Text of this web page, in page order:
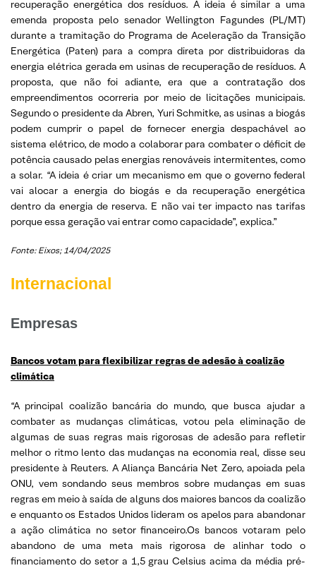
recuperação energética dos resíduos. A ideia é similar a uma
emenda proposta pelo senador Wellington Fagundes (PL/MT)
durante a tramitação do Programa de Aceleração da Transição
Energética (Paten) para a compra direta por distribuidoras da
energia elétrica gerada em usinas de recuperação de resíduos. A
proposta, que não foi adiante, era que a contratação dos
empreendimentos ocorreria por meio de licitações municipais.
Segundo o presidente da Abren, Yuri Schmitke, as usinas a biogás
podem cumprir o papel de fornecer energia despachável ao
sistema elétrico, de modo a colaborar para combater o déficit de
potência causado pelas energias renováveis intermitentes, como
a solar. “A ideia é criar um mecanismo em que o governo federal
vai alocar a energia do biogás e da recuperação energética
dentro da energia de reserva. E não vai ter impacto nas tarifas
porque essa geração vai entrar como capacidade”, explica.”
Fonte: Eixos; 14/04/2025
Internacional
Empresas
Bancos votam para flexibilizar regras de adesão à coalizão
climática
“A principal coalizão bancária do mundo, que busca ajudar a
combater as mudanças climáticas, votou pela eliminação de
algumas de suas regras mais rigorosas de adesão para refletir
melhor o ritmo lento das mudanças na economia real, disse seu
presidente à Reuters. A Aliança Bancária Net Zero, apoiada pela
ONU, vem sondando seus membros sobre mudanças em suas
regras em meio à saída de alguns dos maiores bancos da coalizão
e enquanto os Estados Unidos lideram os apelos para abandonar
a ação climática no setor financeiro.Os bancos votaram pelo
abandono de uma meta mais rigorosa de alinhar todo o
financiamento do setor a 1,5 grau Celsius acima da média pré-